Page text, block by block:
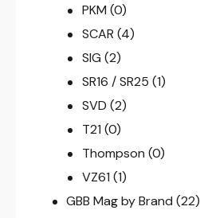
PKM (0)
SCAR (4)
SIG (2)
SR16 / SR25 (1)
SVD (2)
T21 (0)
Thompson (0)
VZ61 (1)
GBB Mag by Brand (22)